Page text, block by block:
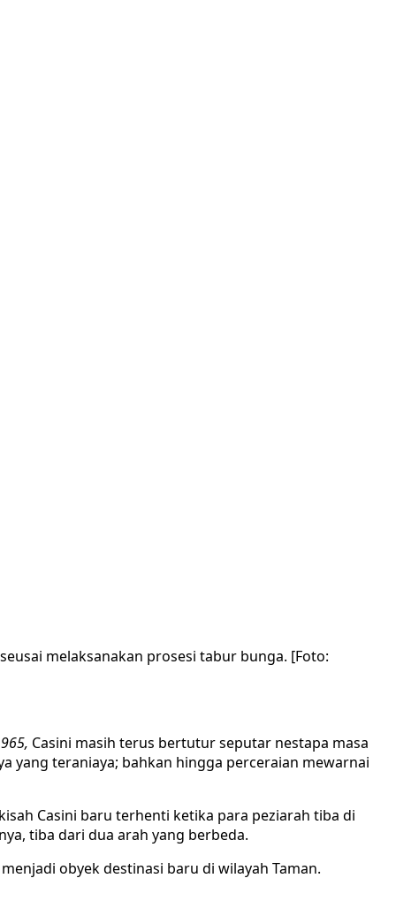
melaksanakan prosesi tabur bunga. [Foto:
Casini masih terus bertutur seputar nestapa masa
yang teraniaya; bahkan hingga perceraian mewarnai
Casini baru terhenti ketika para peziarah tiba di
tiba dari dua arah yang berbeda.
obyek destinasi baru di wilayah Taman.